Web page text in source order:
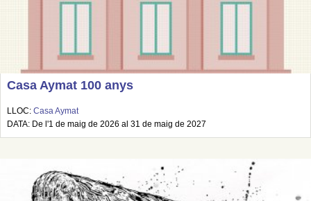
Casa Aymat 100 anys
LLOC: Casa Aymat
DATA: De l'1 de maig de 2026 al 31 de maig de 2027